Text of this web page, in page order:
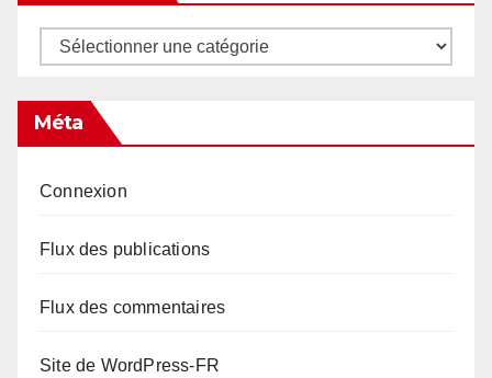
Catégories
Méta
Connexion
Flux des publications
Flux des commentaires
Site de WordPress-FR